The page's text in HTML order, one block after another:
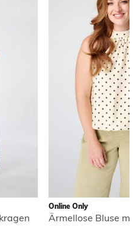
Online Only
Ärmellose Bluse